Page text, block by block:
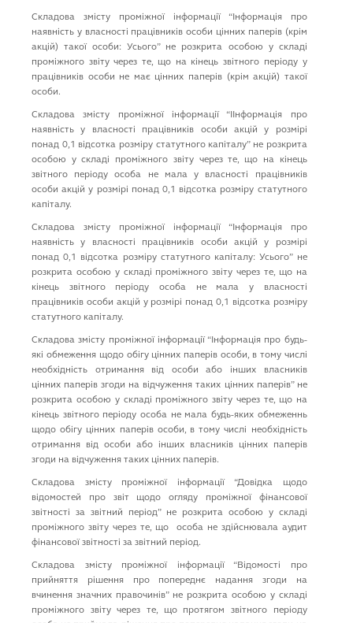
Складова змісту проміжної інформації “Iнформацiя про
наявнiсть у власностi працiвникiв особи цiнних паперiв (крiм
акцiй) такої особи: Усього” не розкрита особою у складі
проміжного звіту через те, що на кінець звітного періоду у
працівників особи не має цiнних паперiв (крiм акцiй) такої
особи.
Складова змісту проміжної інформації “IIнформацiя про
наявнiсть у власностi працiвникiв особи акцiй у розмiрi
понад 0,1 вiдсотка розмiру статутного капiталу” не розкрита
особою у складі проміжного звіту через те, що на кінець
звітного періоду особа не мала у власностi працiвникiв
особи акцiй у розмiрi понад 0,1 вiдсотка розмiру статутного
капiталу.
Складова змісту проміжної інформації “Iнформацiя про
наявнiсть у власностi працiвникiв особи акцiй у розмiрi
понад 0,1 вiдсотка розмiру статутного капiталу: Усього” не
розкрита особою у складі проміжного звіту через те, що на
кінець звітного періоду особа не мала у власностi
працiвникiв особи акцiй у розмiрi понад 0,1 вiдсотка розмiру
статутного капiталу.
Складова змісту проміжної інформації “Iнформацiя про будь-
якi обмеження щодо обiгу цiнних паперiв особи, в тому числi
необхiднiсть отримання вiд особи або iнших власникiв
цiнних паперiв згоди на вiдчуження таких цiнних паперiв” не
розкрита особою у складі проміжного звіту через те, що на
кінець звітного періоду особа не мала будь-яких обмеженнь
щодо обiгу цiнних паперiв особи, в тому числi необхiднiсть
отримання вiд особи або iнших власникiв цiнних паперiв
згоди на вiдчуження таких цiнних паперiв.
Складова змісту проміжної інформації “Довідка щодо
відомостей про звіт щодо огляду проміжної фінансової
звітності за звітний період” не розкрита особою у складі
проміжного звіту через те, що особа не здійснювала аудит
фiнансової звiтностi за звiтний період.
Складова змісту проміжної інформації “Вiдомостi про
прийняття рiшення про попереднє надання згоди на
вчинення значних правочинiв” не розкрита особою у складі
проміжного звіту через те, що протягом звітного періоду